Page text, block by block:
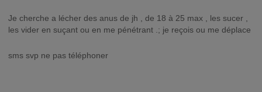
je cherche a lécher des anus de jh , de 18 à 25 max , les sucer ,
les vider en suçant ou en me pénétrant .; je reçois ou me déplace
sms svp ne pas téléphoner